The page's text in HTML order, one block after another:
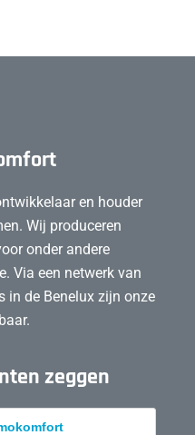
en houder
Wij produceren
onder andere
Via een netwerk van
in de Benelux zijn onze
zeggen